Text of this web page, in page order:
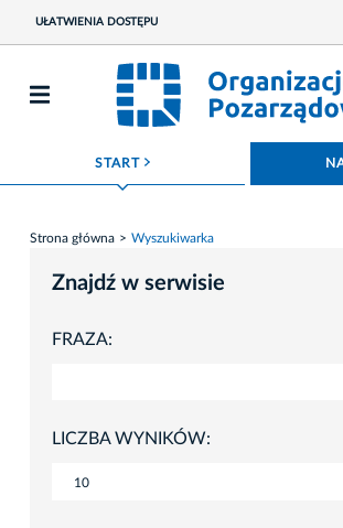
UŁATWIENIA DOSTĘPU
START ROZWIŃ MENU
Strona główna Wyszukiwarka
Znajdź w serwisie
FRAZA:
LICZBA WYNIKÓW: